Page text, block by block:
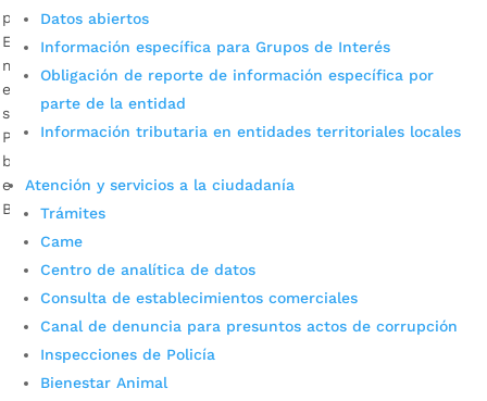
Datos abiertos
Información específica para Grupos de Interés
Obligación de reporte de información específica por
parte de la entidad
Información tributaria en entidades territoriales locales
Atención y servicios a la ciudadanía
Trámites
Came
Centro de analítica de datos
Consulta de establecimientos comerciales
Canal de denuncia para presuntos actos de corrupción
Inspecciones de Policía
Bienestar Animal
por Alcaldía de Bucaramanga
El sector privado ha contribuido a aliviar las necesidades de
miles de bumangueses durante esta situación de
emergencia sanitaria. Descargar audios: Natalia Durán,
secretaria de Desarrollo Social de Bucaramanga / Diana
Pacheco, beneficiada con mercados / Daisy Pérez Tarazona,
beneficiada con mercados En medio de la reactivación
económica paulatina que se viene presentando en
Bucaramanga, […]